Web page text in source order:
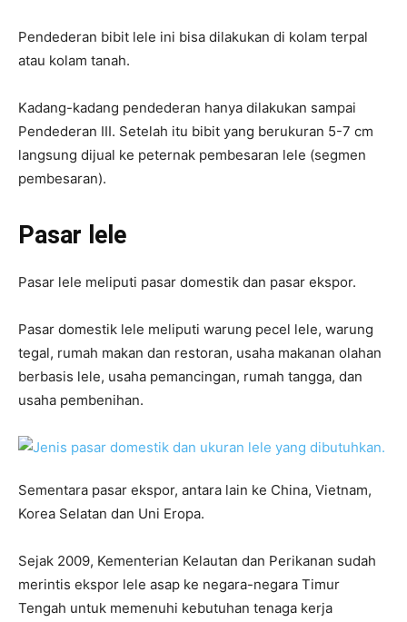
Pendederan bibit lele ini bisa dilakukan di kolam terpal
atau kolam tanah.
Kadang-kadang pendederan hanya dilakukan sampai
Pendederan III. Setelah itu bibit yang berukuran 5-7 cm
langsung dijual ke peternak pembesaran lele (segmen
pembesaran).
Pasar lele
Pasar lele meliputi pasar domestik dan pasar ekspor.
Pasar domestik lele meliputi warung pecel lele, warung
tegal, rumah makan dan restoran, usaha makanan olahan
berbasis lele, usaha pemancingan, rumah tangga, dan
usaha pembenihan.
Sementara pasar ekspor, antara lain ke China, Vietnam,
Korea Selatan dan Uni Eropa.
Sejak 2009, Kementerian Kelautan dan Perikanan sudah
merintis ekspor lele asap ke negara-negara Timur
Tengah untuk memenuhi kebutuhan tenaga kerja